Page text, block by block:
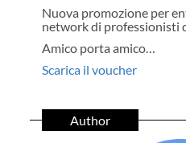
Nuova promozione per
network di professionisti
Amico porta amico…
Scarica il voucher
Author